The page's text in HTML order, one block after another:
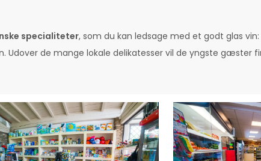
specialiteter, som du kan ledsage med et godt glas
Udover de mange lokale delikatesser vil de yngste gæster